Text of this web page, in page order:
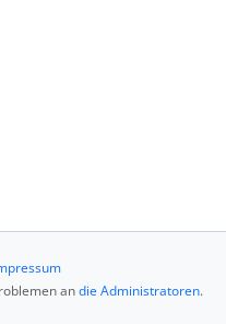
andie Administratoren.